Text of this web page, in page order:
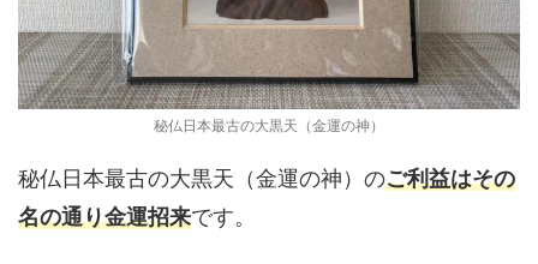
秘仏日本最古の大黒天（金運の神）
秘仏日本最古の大黒天（金運の神）のご利益はその
名の通り金運招来です。